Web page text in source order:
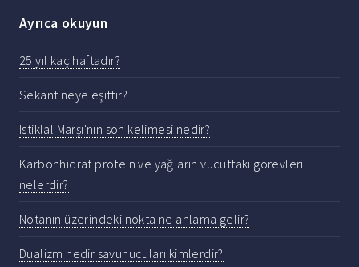
Ayrıca okuyun
25 yıl kaç haftadır?
Sekant neye eşittir?
Istiklal Marşı'nın son kelimesi nedir?
Karbonhidrat protein ve yağların vücuttaki görevleri
nelerdir?
Notanın üzerindeki nokta ne anlama gelir?
Dualizm nedir savunucuları kimlerdir?